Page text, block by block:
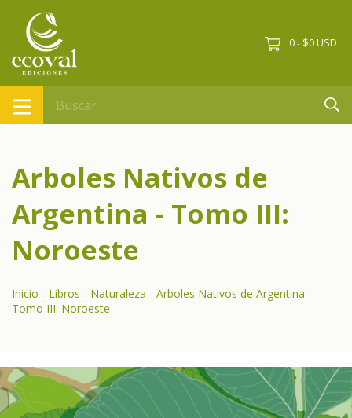
0 - $0 USD
Arboles Nativos de
Argentina - Tomo III:
Noroeste
Inicio - Libros - Naturaleza - Arboles Nativos de Argentina -
Tomo III: Noroeste